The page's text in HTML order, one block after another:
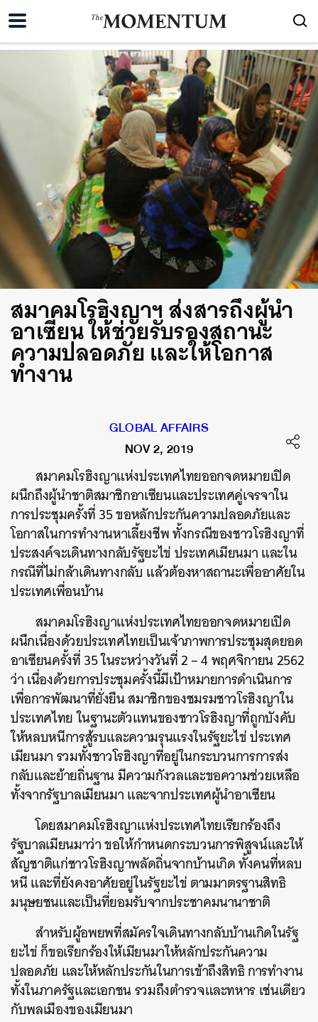
สมาคมโรฮิงญาฯ ส่งสารถึงผู้นำ
อาเซียน ให้ช่วยรับรองสถานะ
ความปลอดภัย และให้โอกาส
ทำงาน
GLOBAL AFFAIRS
NOV 2, 2019
สมาคมโรฮิงญาแห่งประเทศไทยออกจดหมายเปิด
ผนึกถึงผู้นำชาติสมาชิกอาเซียนและประเทศคู่เจรจาใน
การประชุมครั้งที่ 35 ขอหลักประกันความปลอดภัยและ
โอกาสในการทำงานหาเลี้ยงชีพ ทั้งกรณีของชาวโรฮิงญาที่
ประสงค์จะเดินทางกลับรัฐยะไข่ ประเทศเมียนมา และใน
กรณีที่ไม่กล้าเดินทางกลับ แล้วต้องหาสถานะเพื่ออาศัยใน
ประเทศเพื่อนบ้าน
สมาคมโรฮิงญาแห่งประเทศไทยออกจดหมายเปิด
ผนึกเนื่องด้วยประเทศไทยเป็นเจ้าภาพการประชุมสุดยอด
อาเซียนครั้งที่ 35 ในระหว่างวันที่ 2 – 4 พฤศจิกายน 2562
ว่า เนื่องด้วยการประชุมครั้งนี้มีเป้าหมายการดำเนินการ
เพื่อการพัฒนาที่ยั่งยืน สมาชิกของชมรมชาวโรฮิงญาใน
ประเทศไทย ในฐานะตัวแทนของชาวโรฮิงญาที่ถูกบังคับ
ให้หลบหนีการสู้รบและความรุนแรงในรัฐยะไข่ ประเทศ
เมียนมา รวมทั้งชาวโรฮิงญาที่อยู่ในกระบวนการการส่ง
กลับและย้ายถิ่นฐาน มีความกังวลและขอความช่วยเหลือ
ทั้งจากรัฐบาลเมียนมา และจากประเทศผู้นำอาเซียน
โดยสมาคมโรฮิงญาแห่งประเทศไทยเรียกร้องถึง
รัฐบาลเมียนมาว่า ขอให้กำหนดกระบวนการพิสูจน์และให้
สัญชาติแก่ชาวโรฮิงญาพลัดถิ่นจากบ้านเกิด ทั้งคนที่หลบ
หนี และที่ยังคงอาศัยอยู่ในรัฐยะไข่ ตามมาตรฐานสิทธิ
มนุษยชนและเป็นที่ยอมรับจากประชาคมนานาชาติ
สำหรับผู้อพยพที่สมัครใจเดินทางกลับบ้านเกิดในรัฐ
ยะไข่ ก็ขอเรียกร้องให้เมียนมาให้หลักประกันความ
ปลอดภัย และให้หลักประกันในการเข้าถึงสิทธิ การทำงาน
ทั้งในภาครัฐและเอกชน รวมถึงตำรวจและทหาร เช่นเดียว
กับพลเมืองของเมียนมา